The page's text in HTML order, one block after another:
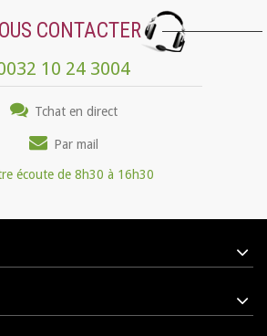
CONTACTER
10 24 3004
Tchat en direct
Par mail
écoute de 8h30 à 16h30